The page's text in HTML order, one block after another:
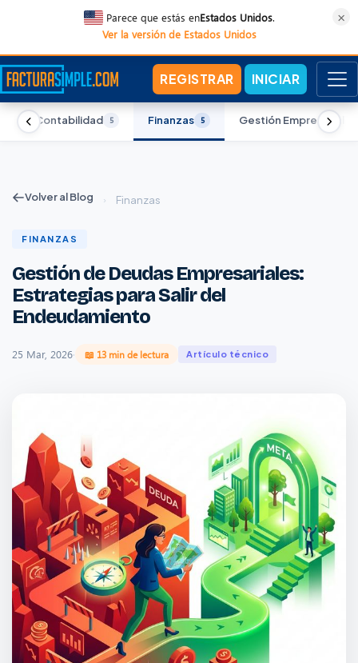
Parece que estás enEstados Unidos.
Ver la versión de Estados Unidos
×
REGISTRAR INICIAR
Contabilidad 5 Finanzas 5 Gestión Empresarial
Volver al Blog › Finanzas
FINANZAS
Gestión de Deudas Empresariales:
Estrategias para Salir del
Endeudamiento
25 Mar, 2026· 📖 13 min de lectura Artículo técnico